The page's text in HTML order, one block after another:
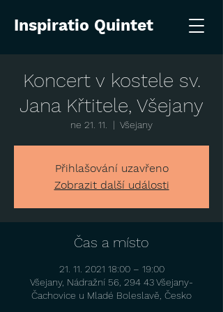
Inspiratio Quintet
Koncert v kostele sv.
Jana Křtitele, Všejany
ne 21. 11.
  |
Všejany
Přihlašování uzavřeno
Zobrazit další události
Čas a místo
21. 11. 2021 18:00 – 19:00
Všejany, Nádražní 56, 294 43 Všejany-
Čachovice u Mladé Boleslavě, Česko